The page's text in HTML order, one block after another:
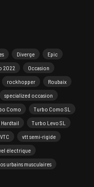
Diverge
Epic
2022
Occasion
rockhopper
Roubaix
specialized occasion
Como
Turbo Como SL
Turbo Levo SL
VTC
vtt semi-rigide
électrique
urbains musculaires